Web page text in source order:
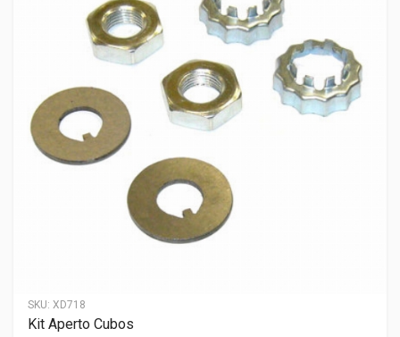
SKU: XD718
Kit Aperto Cubos